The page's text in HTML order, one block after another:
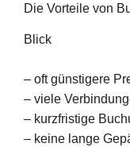
Die Vorteile von
Blick
– oft günstigere
– viele
– kurzfristige
– keine lange